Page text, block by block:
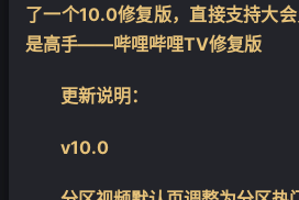
了一个10.0修复版，直接支持大
是高手——哔哩哔哩TV修复版
更新说明：
v10.0